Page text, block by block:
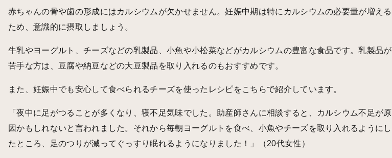
赤ちゃんの骨や歯の形成にはカルシウムが欠かせません。妊娠中期は特にカルシウムの必要量が増える
ため、意識的に摂取しましょう。
牛乳やヨーグルト、チーズなどの乳製品、小魚や小松菜などがカルシウムの豊富な食品です。乳製品が
苦手な方は、豆腐や納豆などの大豆製品を取り入れるのもおすすめです。
また、妊娠中でも安心して食べられるチーズを使ったレシピをこちらで紹介しています。
「夜中に足がつることが多くなり、寝不足気味でした。助産師さんに相談すると、カルシウム不足が原
因かもしれないと言われました。それから毎朝ヨーグルトを食べ、小魚やチーズを取り入れるようにし
たところ、足のつりが減ってぐっすり眠れるようになりました！」（20代女性）